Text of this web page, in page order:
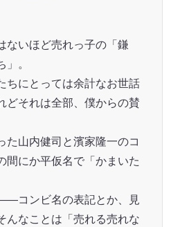
ないほど売れっ子の「鎌
。
ちにとっては余計なお世話
どそれは全部、僕からの賛
た山内健司と濱家隆一のコ
間にか平仮名で「かまいた
コンビ名の表記とか、見
んなことは「売れる売れな